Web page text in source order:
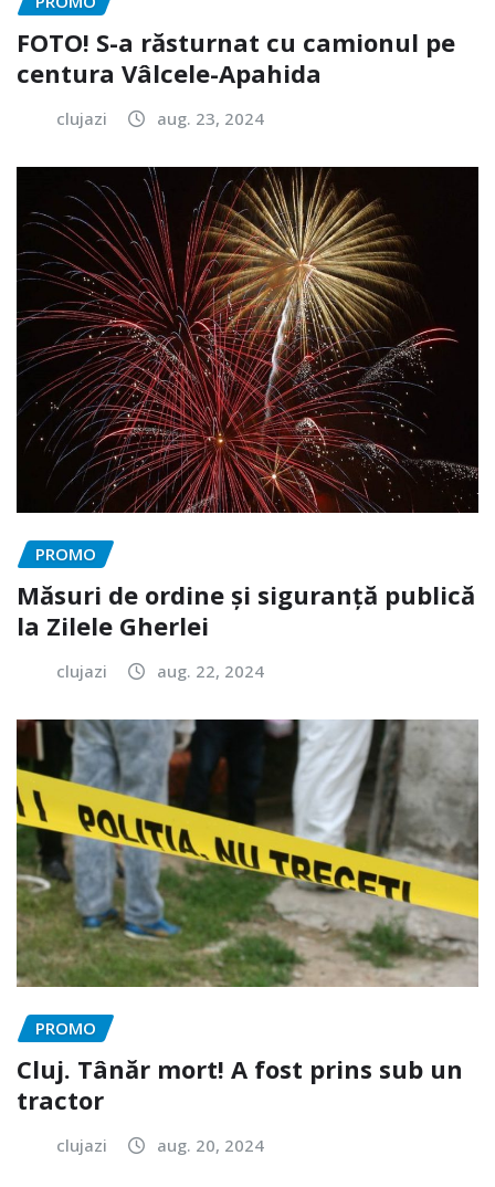
FOTO! S-a răsturnat cu camionul pe
centura Vâlcele-Apahida
clujazi aug. 23, 2024
PROMO
Măsuri de ordine și siguranță publică
la Zilele Gherlei
clujazi aug. 22, 2024
PROMO
Cluj. Tânăr mort! A fost prins sub un
tractor
clujazi aug. 20, 2024